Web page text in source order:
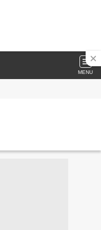
MENU